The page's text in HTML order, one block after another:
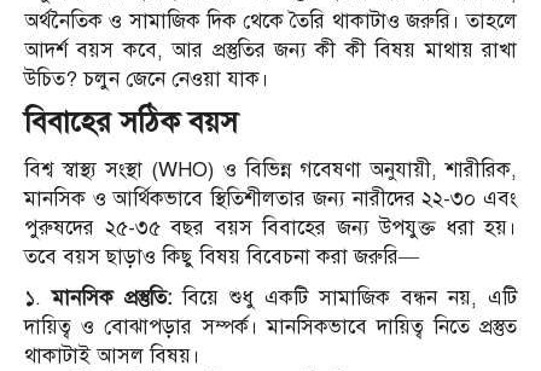
অর্থনৈতিক ও সামাজিক দিক থেকে তৈরি থাকাটাও জরুরি। তাহলে
আদর্শ বয়স কবে, আর প্রস্তুতির জন্য কী কী বিষয় মাথায় রাখা
উচিত? চলুন জেনে নেওয়া যাক।
বিবাহের সঠিক বয়স
বিশ্ব স্বাস্থ্য সংস্থা (WHO) ও বিভিন্ন গবেষণা অনুযায়ী, শারীরিক,
মানসিক ও আর্থিকভাবে স্থিতিশীলতার জন্য নারীদের ২২-৩০ এবং
পুরুষদের ২৫-৩৫ বছর বয়স বিবাহের জন্য উপযুক্ত ধরা হয়।
তবে বয়স ছাড়াও কিছু বিষয় বিবেচনা করা জরুরি—
১.মানসিক প্রস্তুতি:বিয়ে শুধু একটি সামাজিক বন্ধন নয়, এটি
দায়িত্ব ও বোঝাপড়ার সম্পর্ক। মানসিকভাবে দায়িত্ব নিতে প্রস্তুত
থাকাটাই আসল বিষয়।